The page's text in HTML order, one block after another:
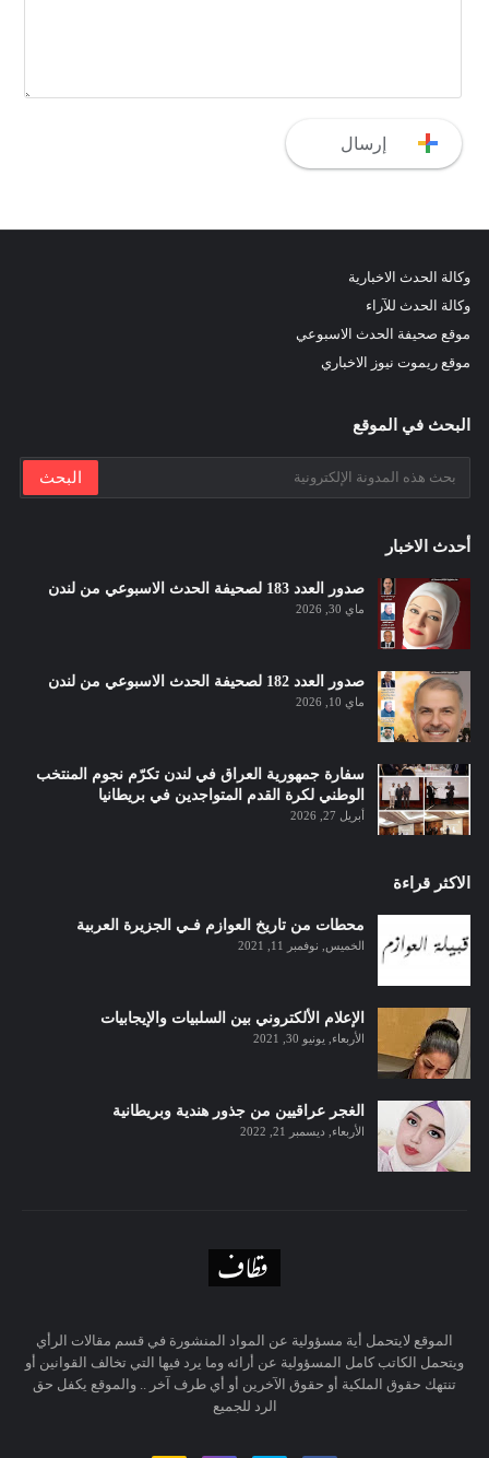
وكالة الحدث الاخبارية
وكالة الحدث للآراء
موقع صحيفة الحدث الاسبوعي
موقع ريموت نيوز الاخباري
البحث في الموقع
أحدث الاخبار
صدور العدد 183 لصحيفة الحدث الاسبوعي من لندن
ماي 30, 2026
صدور العدد 182 لصحيفة الحدث الاسبوعي من لندن
ماي 10, 2026
سفارة جمهورية العراق في لندن تكرّم نجوم المنتخب
الوطني لكرة القدم المتواجدين في بريطانيا
أبريل 27, 2026
الاكثر قراءة
محطات من تاريخ العوازم فـي الجزيرة العربية
الخميس, نوفمبر 11, 2021
الإعلام الألكتروني بين السلبيات والإيجابيات
الأربعاء, يونيو 30, 2021
الغجر عراقيين من جذور هندية وبريطانية
الأربعاء, ديسمبر 21, 2022
الموقع لايتحمل أية مسؤولية عن المواد المنشورة في قسم مقالات الرأي
ويتحمل الكاتب كامل المسؤولية عن أرائه وما يرد فيها التي تخالف القوانين أو
تنتهك حقوق الملكية أو حقوق الآخرين أو أي طرف آخر .. والموقع يكفل حق
الرد للجميع